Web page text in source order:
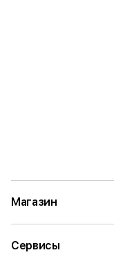
Магазин
Сервисы